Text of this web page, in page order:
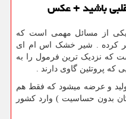
باشید + عکس
از مسائل مهمی است که
کرده . شیر خشک اس ام ای
که نزدیک ترین فرمول را به
که پروتئین گاوی دارند
ای در 3 شماره تولید و عرضه میشود که فقط هم
بدون حساسیت ) وارد کشور